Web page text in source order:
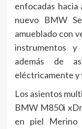
enfocadas
nuevo BMW
amueblado con
instrumentos
además de
eléctricamente y
Los asientos
BMW M850i
en piel Merino